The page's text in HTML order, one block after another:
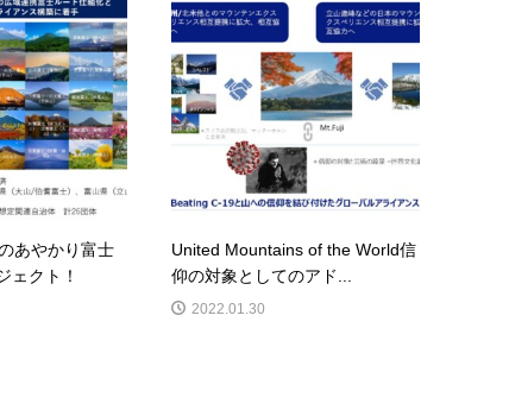
あやかり富士
ェクト！
United Mountains of the World信
仰の対象としてのアド...
2022.01.30